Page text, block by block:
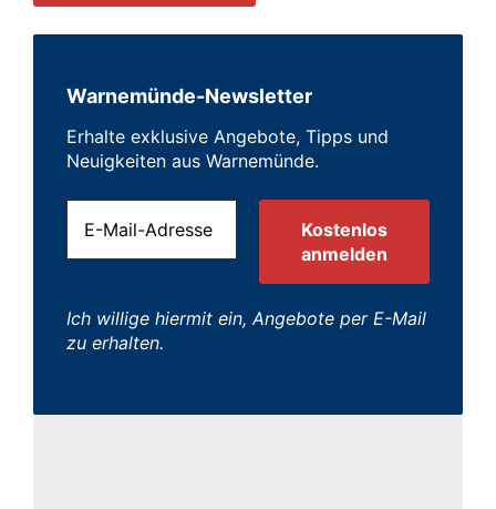
Warnemünde-Newsletter
Erhalte exklusive Angebote, Tipps und
Neuigkeiten aus Warnemünde.
Ich willige hiermit ein, Angebote per E-Mail
zu erhalten.